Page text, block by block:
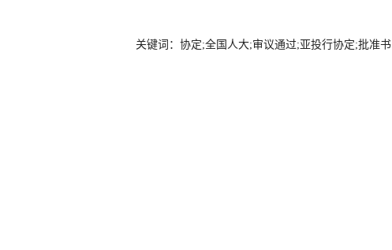
关键词：协定;全国人大;审议通过;亚投行协定;批准书